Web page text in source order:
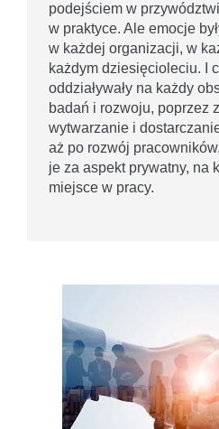
podejściem w
w praktyce. Ale emocje
w każdej organizacji, w
każdym dziesięcioleciu. I
oddziaływały na każdy
badań i rozwoju, poprzez
wytwarzanie i
aż po rozwój
je za aspekt prywatny, na
miejsce w pracy.